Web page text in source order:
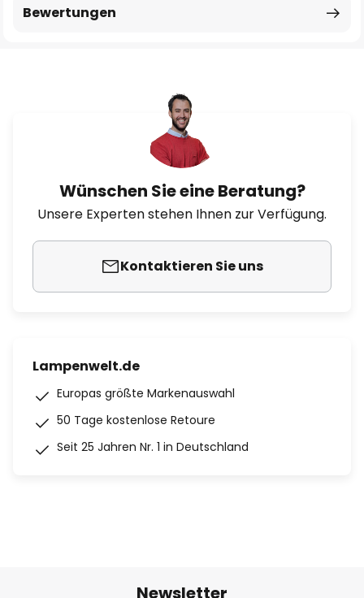
Bewertungen
Wünschen Sie eine Beratung?
Unsere Experten stehen Ihnen zur Verfügung.
Kontaktieren Sie uns
Lampenwelt.de
Europas größte Markenauswahl
50 Tage kostenlose Retoure
Seit 25 Jahren Nr. 1 in Deutschland
Newsletter